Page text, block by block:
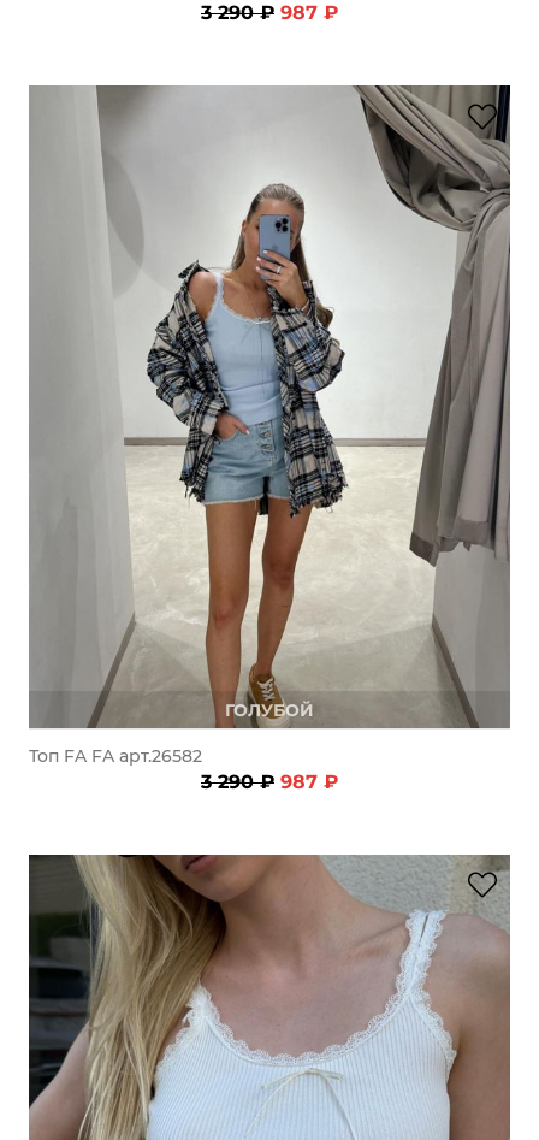
3 290 ₽ 987 ₽
ГОЛУБОЙ
Топ FA FA арт.26582
3 290 ₽ 987 ₽